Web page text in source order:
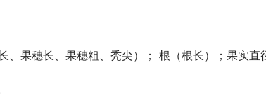
、果穗长、果穗粗、秃尖）； 根（根长）；果实直